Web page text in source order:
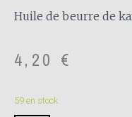
Huile de beurre de
4,20 €
59 en stock